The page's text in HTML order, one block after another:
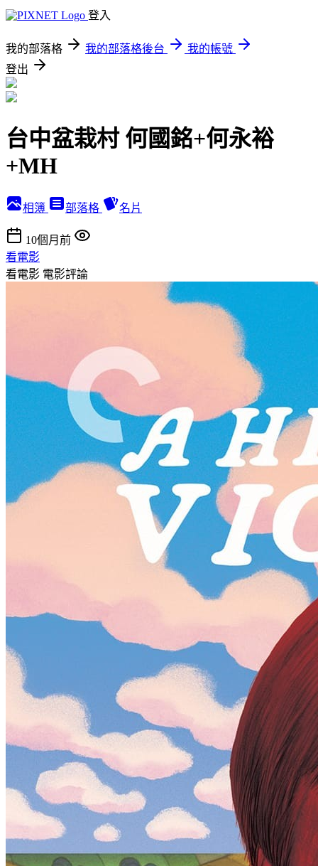
登入
我的部落格 我的部落格後台
我的帳號
登出
台中盆栽村 何國銘+何永裕
+MH
相簿 部落格 名片
10個月前
看電影
看電影 電影評論